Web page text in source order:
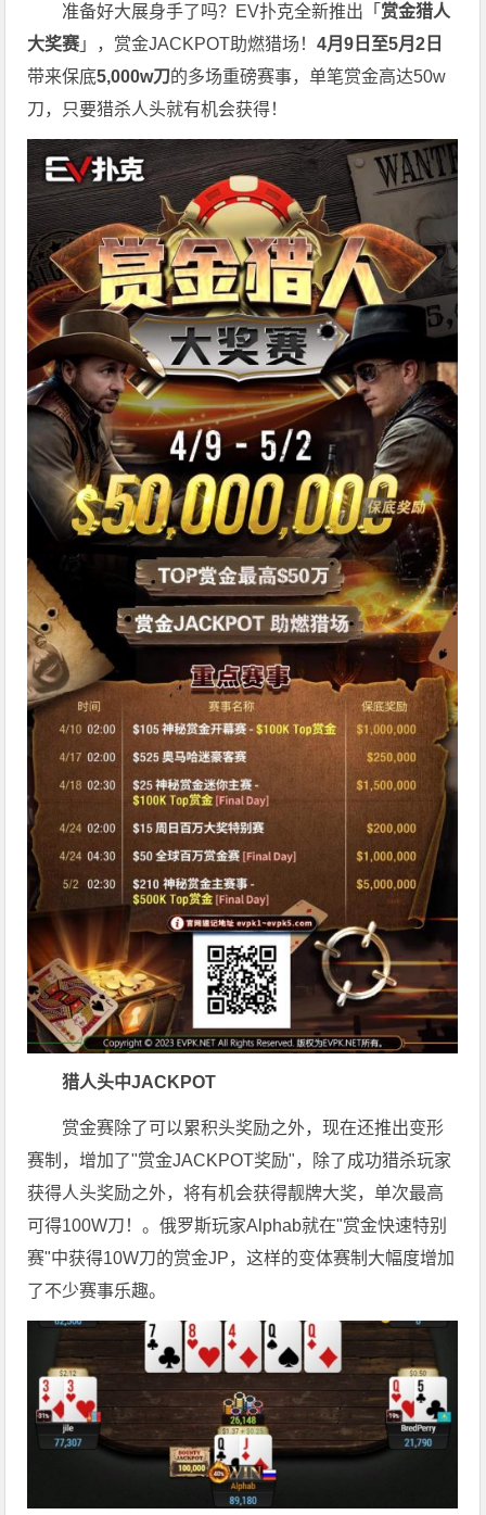
准备好大展身手了吗？EV扑克全新推出「 赏金猎人
大奖赛」，赏金JACKPOT助燃猎场！4月9日至5月2日
带来保底5,000w刀的多场重磅赛事，单笔赏金高达50w
刀，只要猎杀人头就有机会获得！
猎人头中JACKPOT
赏金赛除了可以累积头奖励之外，现在还推出变形
赛制，增加了"赏金JACKPOT奖励"，除了成功猎杀玩家
获得人头奖励之外，将有机会获得靓牌大奖，单次最高
可得100W刀！。俄罗斯玩家Alphab就在"赏金快速特别
赛"中获得10W刀的赏金JP，这样的变体赛制大幅度增加
了不少赛事乐趣。